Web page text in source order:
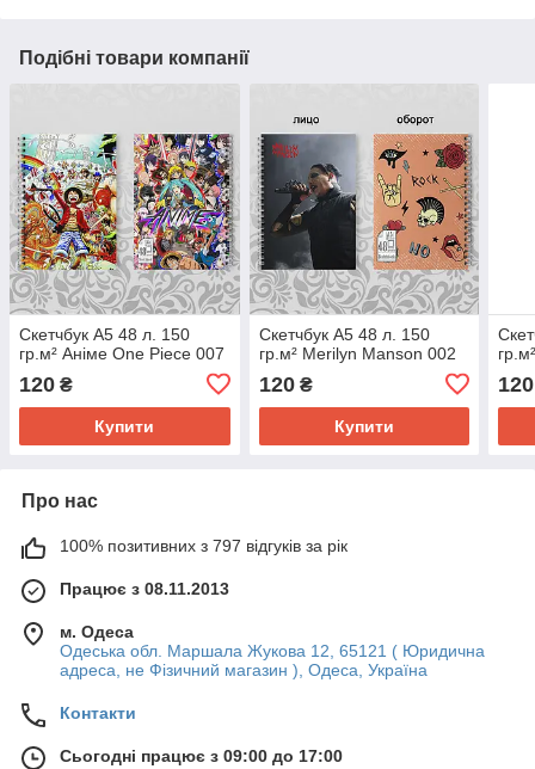
Подібні товари компанії
Скетчбук А5 48 л. 150
гр.м² Аніме One Piece 007
120 ₴
Купити
Скетчбук А5 48 л. 150
гр.м² Merilyn Manson 002
120₴
Купити
120
Про нас
100% позитивних з 797 відгуків за рік
Працює з 08.11.2013
м. Одеса
Одеська обл. Маршала Жукова 12, 65121 ( Юридична
адреса, не Фізичний магазин ), Одеса, Україна
Контакти
Сьогодні працює з 09:00 до 17:00